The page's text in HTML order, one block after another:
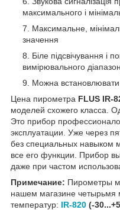
максимального і
Максимальне,
значення
Біле підсвічування і
вимірювального
Можна
Цена пирометра FLUS IR-
моделей схожего класса.
Это прибор
эксплуатации. Уже через
без специальных навыком
все его функции. Прибор
даже при частом
Примечание: Пирометры
нашем магазине
температур: IR-820 (-